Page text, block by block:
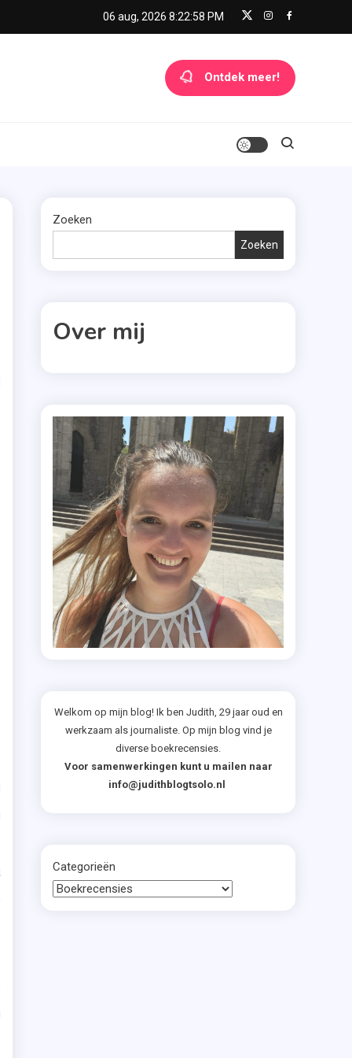
06 aug, 2026 8:22:59 PM
Ontdek meer!
Zoeken
Zoeken
Over mij
Welkom op mijn blog! Ik ben Judith, 29 jaar oud en
werkzaam als journaliste. Op mijn blog vind je
diverse boekrecensies.
Voor samenwerkingen kunt u mailen naar
info@judithblogtsolo.nl
Categorieën